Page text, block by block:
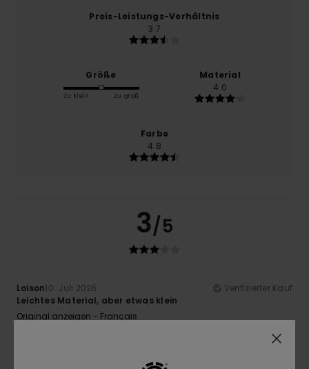
Preis-Leistungs-Verhältnis
3.7
Größe
Zu klein Zu groß
Material
4.0
Farbe
4.8
3/5
Loison10. Juli 2026
Verifizierter Kauf
Leichtes Material, aber etwas klein
Original anzeigen - Français